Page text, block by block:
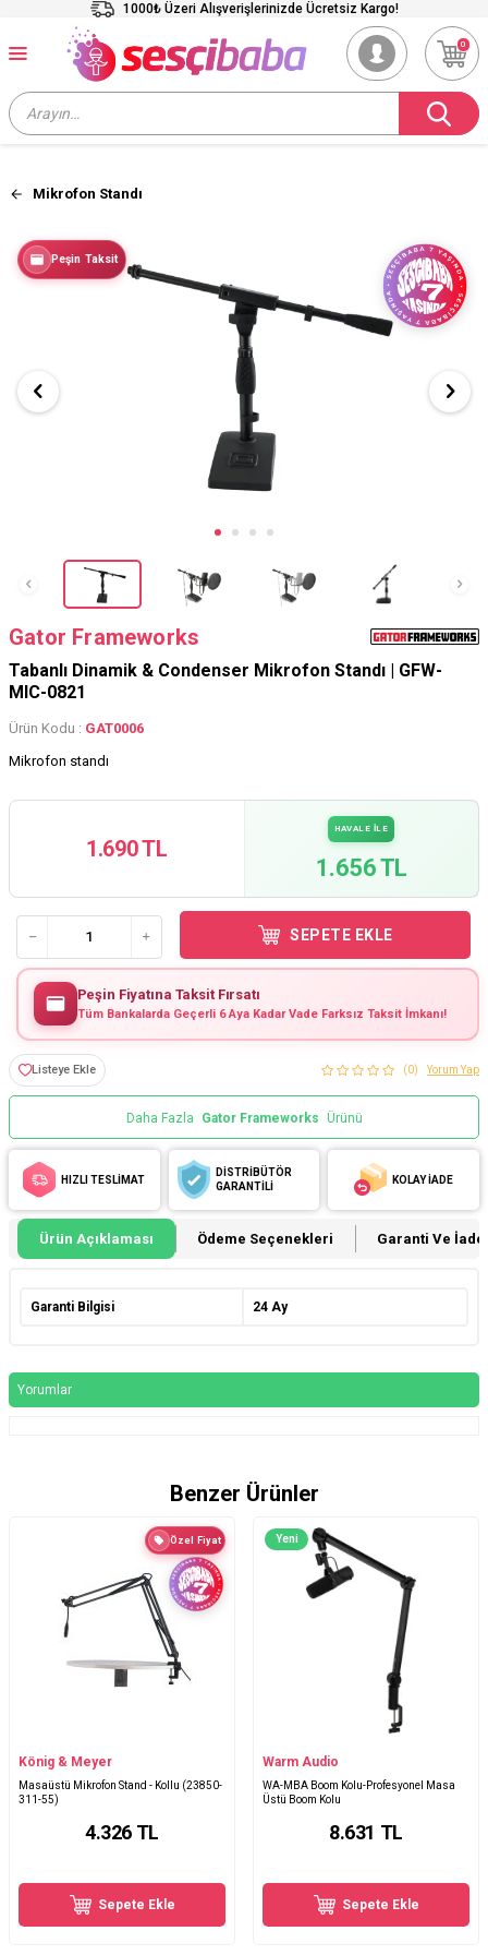
1000₺ Üzeri Alışverişlerinizde Ücretsiz Kargo!
0
Mikrofon Standı
Peşin Taksit
Gator Frameworks
Tabanlı Dinamik & Condenser Mikrofon Standı | GFW-
MIC-0821
Ürün Kodu : GAT0006
Mikrofon standı
1.690 TL
HAVALE İLE
1.656 TL
SEPETE EKLE
Peşin Fiyatına Taksit Fırsatı
Tüm Bankalarda Geçerli 6 Aya Kadar Vade Farksız Taksit İmkanı!
Listeye Ekle (0) Yorum Yap
Daha Fazla Gator Frameworks Ürünü
HIZLI TESLİMAT
DİSTRİBÜTÖR
GARANTİLİ
KOLAY İADE
Ürün Açıklaması Ödeme Seçenekleri Garanti Ve İade
Garanti Bilgisi 24 Ay
Yorumlar
Benzer Ürünler
Özel Fiyat
König & Meyer
Masaüstü Mikrofon Stand - Kollu (23850-
311-55)
4.326 TL
Sepete Ekle
Yeni
Warm Audio
WA-MBA Boom Kolu-Profesyonel Masa
Üstü Boom Kolu
8.631 TL
Sepete Ekle